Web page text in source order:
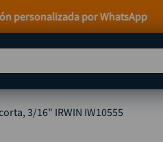
Crédito con Addi y Sistecrédito
3/16" IRWIN IW10555
BUSCADOS